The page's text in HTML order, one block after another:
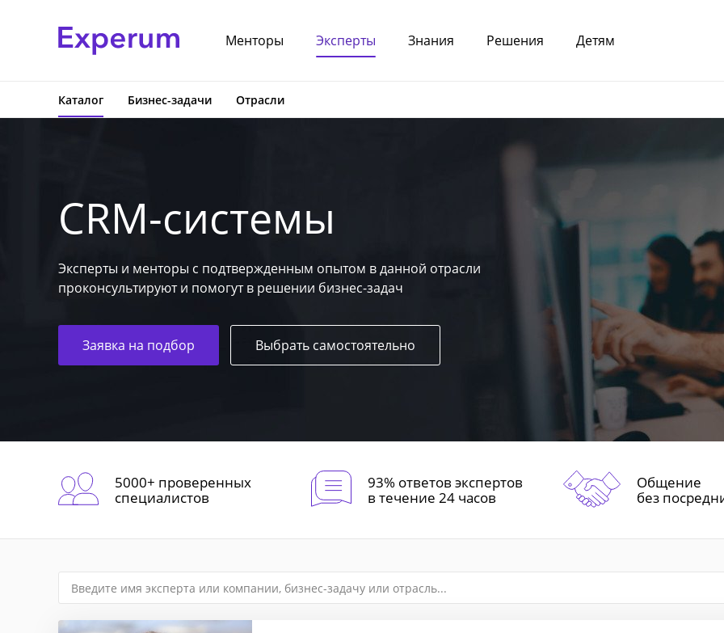
Менторы Эксперты Знания Решения Детям
Каталог Бизнес-задачи Отрасли
CRM-системы
Эксперты и менторы с подтвержденным опытом в данной отрасли
проконсультируют и помогут в решении бизнес-задач
Заявка на подбор Выбрать самостоятельно
5000+ проверенных
специалистов
93% ответов экспертов
в течение 24 часов
Общение
без